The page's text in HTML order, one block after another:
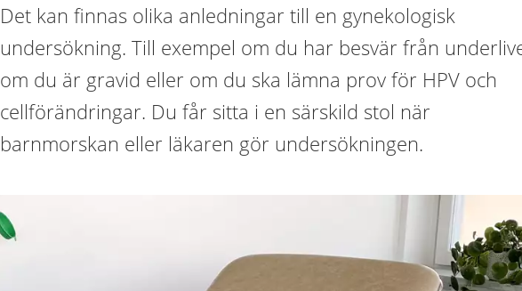
Det kan finnas olika anledningar till en gynekologisk
undersökning. Till exempel om du har besvär från
om du är gravid eller om du ska lämna prov för HPV och
cellförändringar. Du får sitta i en särskild stol när
barnmorskan eller läkaren gör undersökningen.